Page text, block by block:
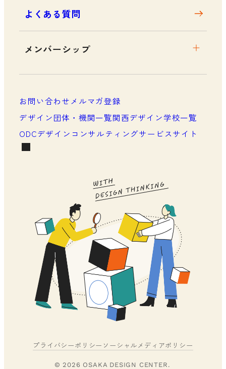
よくある質問
メンバーシップ
メンバーシップについて
お問い合わせメルマガ登録
デザイン団体・機関一覧関西デザイン学校一覧
ODCデザインコンサルティングサービスサイト
プライバシーポリシー ソーシャルメディアポリシー
© 2026 OSAKA DESIGN CENTER.